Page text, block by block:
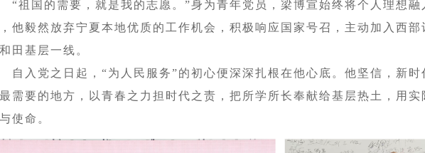
“祖国的需要，就是我的志愿。”身为青年党员，梁博宣始终将个人理想融
他毅然放弃宁夏本地优质的工作机会，积极响应国家号召，主动加入西
田基层一线。
自入党之日起，“为人民服务”的初心便深深扎根在他心底。他坚信，新
需要的地方，以青春之力担时代之责，把所学所长奉献给基层热土，用
使命。